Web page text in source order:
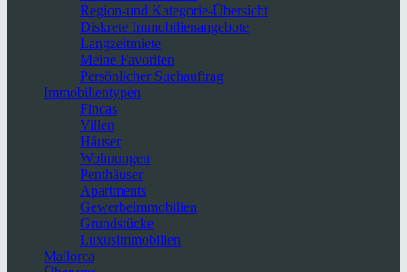
Region-und Kategorie-Übersicht
Diskrete Immobilienangebote
Langzeitmiete
Meine Favoriten
Persönlicher Suchauftrag
Immobilientypen
Fincas
Villen
Häuser
Wohnungen
Penthäuser
Apartments
Gewerbeimmobilien
Grundstücke
Luxusimmobilien
Mallorca